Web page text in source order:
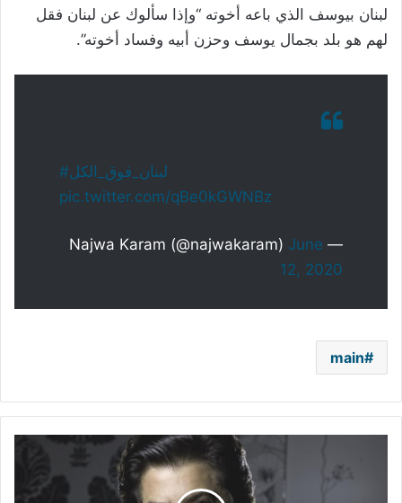
لبنان بيوسف الذي باعه أخوته “وإذا سألوك عن لبنان فقل
لهم هو بلد بجمال يوسف وحزن أبيه وفساد أخوته”.
#لبنان_فوق_الكل
pic.twitter.com/qBe0kGWNBz
— Najwa Karam (@najwakaram)
June
12, 2020
main